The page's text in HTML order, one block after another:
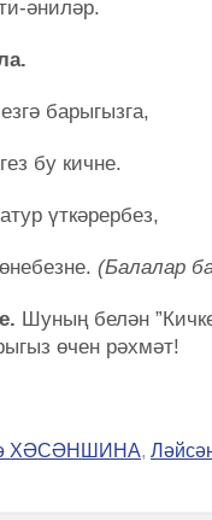
әниләр.
барыгызга,
бу кичне.
үткәрербез,
(Балалар
Шуның белән
өчен рәхмәт!
ХӘСӘНШИНА,